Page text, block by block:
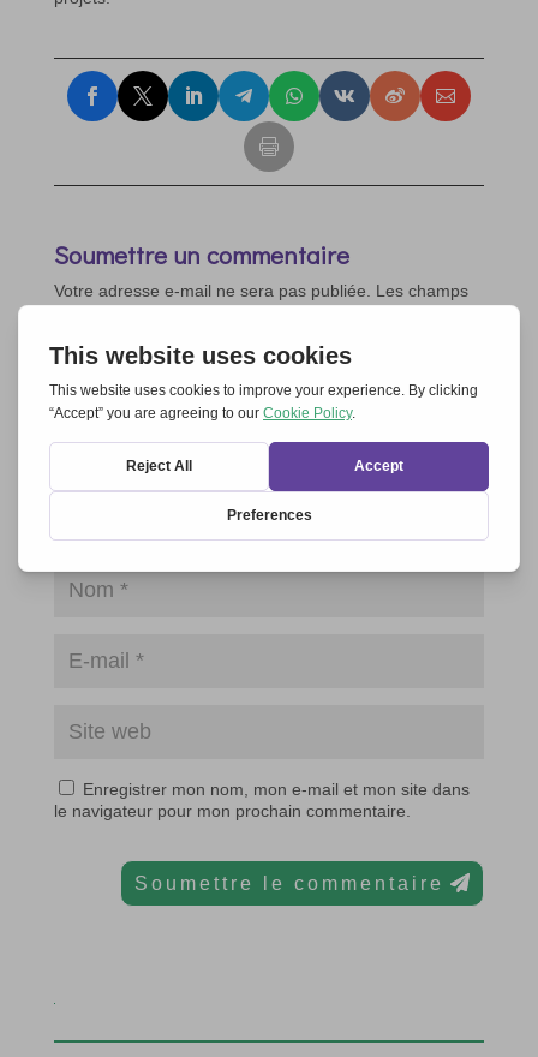
Soumettre un commentaire
Votre adresse e-mail ne sera pas publiée.
Les champs
Enregistrer mon nom, mon e-mail et mon site dans
le navigateur pour mon prochain commentaire.
Soumettre le commentaire